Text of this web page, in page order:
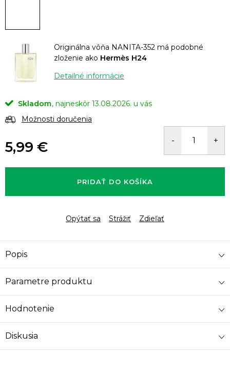
Originálna vôňa NANITA-352 má podobné
zloženie ako Hermès H24
Detailné informácie
Skladom
13.08.2026.
Možnosti doručenia
5,99 €
cena:
PRIDAŤ DO KOŠÍKA
Opýtať sa Strážiť Zdieľať
Popis
Parametre produktu
Hodnotenie
Diskusia